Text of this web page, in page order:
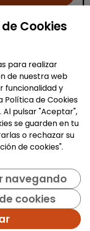
Fundación
al sector
Cookies
para realizar
de nuestra web
funcionalidad y
Política de Cookies
pulsar "Aceptar",
se guarden en tu
o rechazar su
de cookies".
navegando
cookies